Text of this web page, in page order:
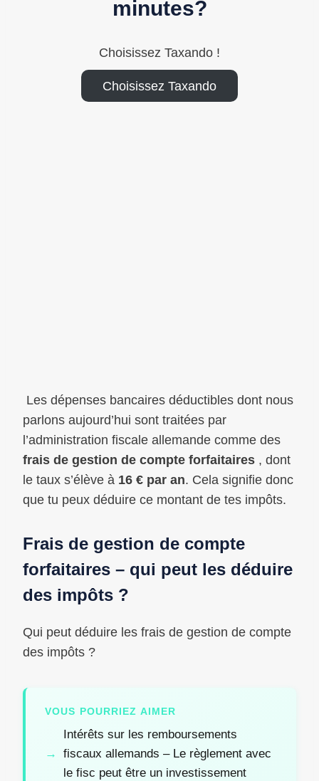
minutes?
Choisissez Taxando !
Choisissez Taxando
Les dépenses bancaires déductibles dont nous
parlons aujourd’hui sont traitées par
l’administration fiscale allemande comme des
frais de gestion de compte forfaitaires , dont
le taux s’élève à 16 € par an. Cela signifie donc
que tu peux déduire ce montant de tes impôts.
Frais de gestion de compte
forfaitaires – qui peut les déduire
des impôts ?
Qui peut déduire les frais de gestion de compte
des impôts ?
VOUS POURRIEZ AIMER
Intérêts sur les remboursements
fiscaux allemands – Le règlement avec
le fisc peut être un investissement